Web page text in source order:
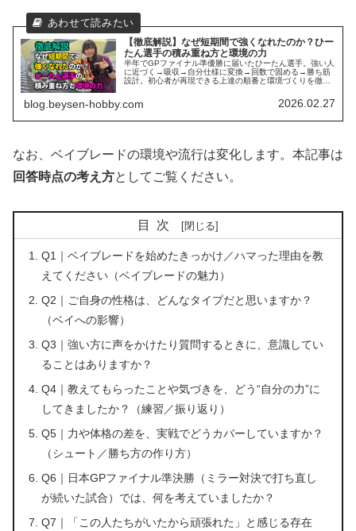
【徹底解説】なぜ短期間で強くなれたのか？ひー
たん選手の積み重ね方と環境の力
半年でGPファイナル準優勝に届いたひーたん選手。強い人
に近づく→吸収→自分仕様に変換→回数で固める→勝ち筋
設計。初心者が再現できる上達の順番と環境づくりを徹底
blog.beysen-hobby.com 2026.02.27
なお、ベイブレードの環境や流行は変化します。本記事は
回答時点の考え方としてご覧ください。
目次
Q1｜ベイブレードを始めたきっかけ／ハマった理由を教
えてください（ベイブレードの魅力）
Q2｜ご自身の性格は、どんなタイプだと思いますか？
（ベイへの影響）
Q3｜強い方に声をかけたり質問するときに、意識してい
ることはありますか？
Q4｜教えてもらったことや気づきを、どう“自分の力”に
してきましたか？（練習／振り返り）
Q5｜力や体格の差を、実戦でどうカバーしていますか？
（シュート／勝ち方の作り方）
Q6｜日本GPファイナル準決勝（ミラー対決で打ち直し
が続いた試合）では、何を考えていましたか？
Q7｜「この人たちがいたから頑張れた」と感じる存在